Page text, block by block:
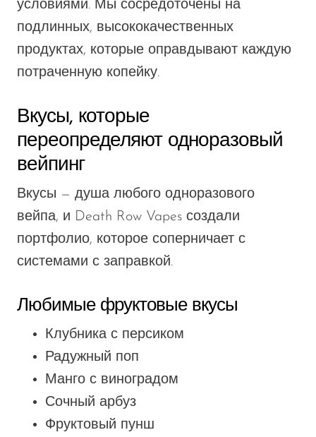
условиями. Мы сосредоточены на
подлинных, высококачественных
продуктах, которые оправдывают каждую
потраченную копейку.
Вкусы, которые
переопределяют одноразовый
вейпинг
Вкусы — душа любого одноразового
вейпа, и Death Row Vapes создали
портфолио, которое соперничает с
системами с заправкой.
Любимые фруктовые вкусы
Клубника с персиком
Радужный поп
Манго с виноградом
Сочный арбуз
Фруктовый пунш